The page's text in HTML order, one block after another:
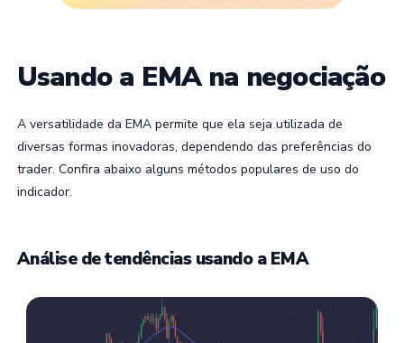
Usando a EMA na negociação
A versatilidade da EMA permite que ela seja utilizada de
diversas formas inovadoras, dependendo das preferências do
trader. Confira abaixo alguns métodos populares de uso do
indicador.
Análise de tendências usando a EMA